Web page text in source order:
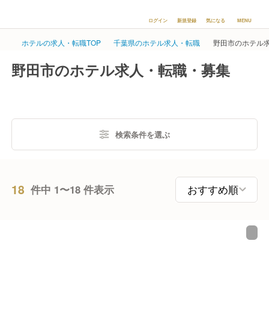
ログイン 新規登録 気になる MENU
ホテルの求人・転職TOP 千葉県のホテル求人・転職 野田市のホテル
野田市のホテル求人・転職・募集
検索条件を選ぶ
18 件中 1〜18 件表示